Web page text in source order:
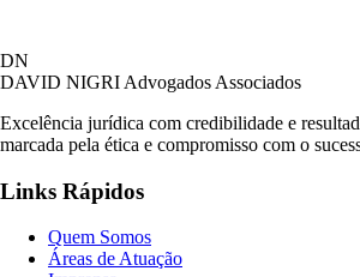
DN
DAVID NIGRI Advogados Associados
Excelência jurídica com credibilidade e
marcada pela ética e compromisso com o
Links Rápidos
Quem Somos
Áreas de Atuação